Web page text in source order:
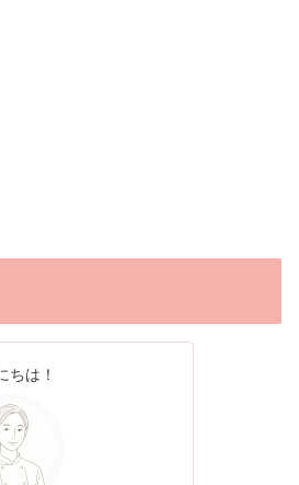
ちは！